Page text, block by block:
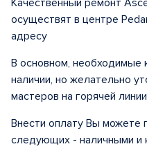
Качественный ремонт
осуществят в центре
адресу
В основном,
наличии, но желательно
мастеров на горячей
Внести оплату Вы можете
следующих - наличными и